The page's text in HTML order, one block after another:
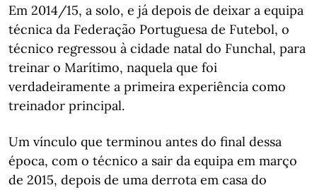
Em 2014/15, a solo, e já depois de deixar a equipa
técnica da Federação Portuguesa de Futebol, o
técnico regressou à cidade natal do Funchal, para
treinar o Marítimo, naquela que foi
verdadeiramente a primeira experiência como
treinador principal.
Um vínculo que terminou antes do final dessa
época, com o técnico a sair da equipa em março
de 2015, depois de uma derrota em casa do